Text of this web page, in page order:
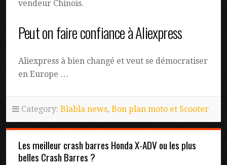
vendeur Chinois.
Peut on faire confiance à Aliexpress
Aliexpress à bien changé et veut se démocratiser
en Europe …
Category: Blabla news, Bon plan moto et Scooter
Les meilleur crash barres Honda X-ADV ou les plus
belles Crash Barres ?